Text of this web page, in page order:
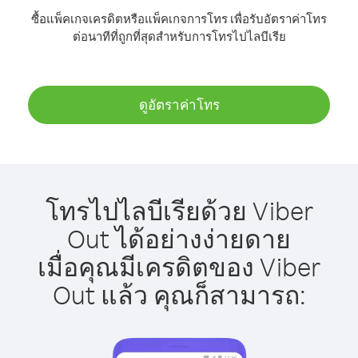
ซื้อแพ็คเกจเครดิตหรือแพ็คเกจการโทร เพื่อรับอัตราค่าโทร
ต่อนาทีที่ถูกที่สุดสำหรับการโทรไปไลบีเรีย
ดูอัตราค่าโทร
โทรไปไลบีเรียด้วย Viber
Out ได้อย่างง่ายดาย
เมื่อคุณมีเครดิตของ Viber
Out แล้ว คุณก็สามารถ: